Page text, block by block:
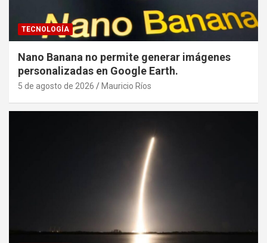
TECNOLOGÍA
Nano Banana no permite generar imágenes
personalizadas en Google Earth.
5 de agosto de 2026 Mauricio Ríos